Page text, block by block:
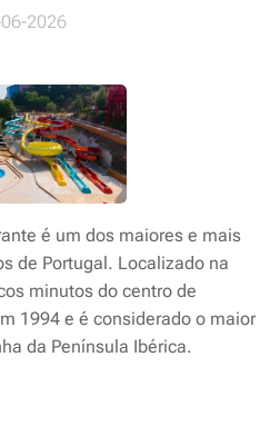
2026
é um dos maiores e mais
de Portugal. Localizado na
minutos do centro de
1994 e é considerado o maior
da Península Ibérica.